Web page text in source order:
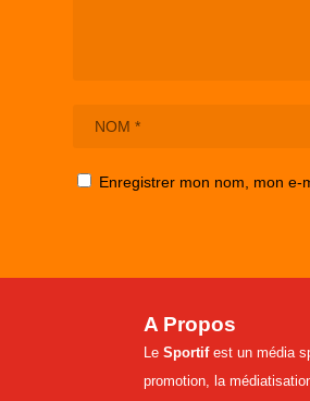
Enregistrer mon nom, mon e-
A Propos
Le Sportifest un média
promotion, la